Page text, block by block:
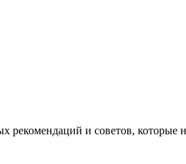
и советов, которые